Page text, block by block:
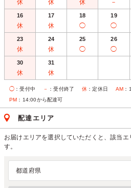
休 休 休 －
16
休
17
休
18
◯
19
◯
23
休
24
休
25
◯
26
◯
30
休
31
休
◯ ：受付中 － ：受付終了 休 ：定休日 AM
PM ：14:00から配達可
配達エリア
お届けエリアを選択していただくと、該当
す。